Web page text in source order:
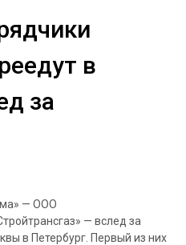
в
за
— ООО
— вслед за
в Петербург. Первый из них